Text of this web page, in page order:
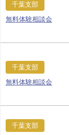
千葉支部
無料体験相談会
千葉支部
無料体験相談会
千葉支部